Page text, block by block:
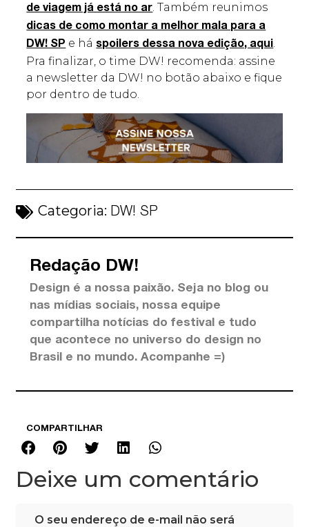
de viagem já está no ar. Também reunimos
dicas de como montar a melhor mala para a
DW! SP e há spoilers dessa nova edição, aqui.
Pra finalizar, o time DW! recomenda: assine
a newsletter da DW! no botão abaixo e fique
por dentro de tudo.
Categoria: DW! SP
Redação DW!
Design é a nossa paixão. Seja no blog ou
nas mídias sociais, nossa equipe
compartilha notícias do festival e tudo
que acontece no universo do design no
Brasil e no mundo. Acompanhe =)
COMPARTILHAR
Deixe um comentário
O seu endereço de e-mail não será